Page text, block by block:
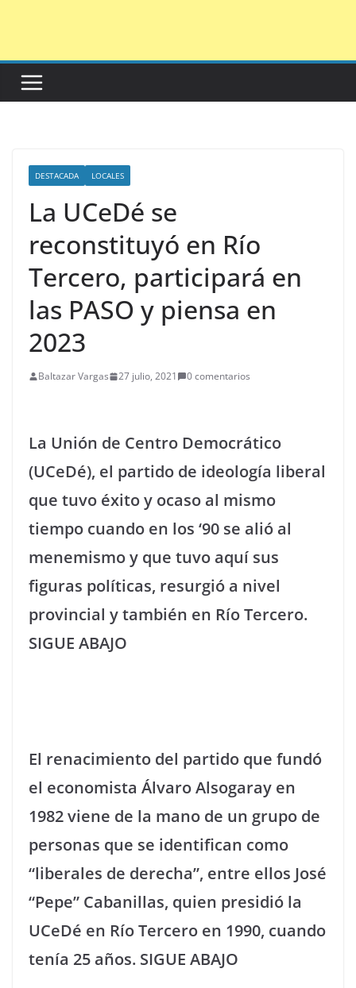
DESTACADA LOCALES
La UCeDé se
reconstituyó en Río
Tercero, participará en
las PASO y piensa en
2023
Baltazar Vargas 27 julio, 2021 0 comentarios
La Unión de Centro Democrático
(UCeDé), el partido de ideología liberal
que tuvo éxito y ocaso al mismo
tiempo cuando en los ‘90 se alió al
menemismo y que tuvo aquí sus
figuras políticas, resurgió a nivel
provincial y también en Río Tercero.
SIGUE ABAJO
El renacimiento del partido que fundó
el economista Álvaro Alsogaray en
1982 viene de la mano de un grupo de
personas que se identifican como
“liberales de derecha”, entre ellos José
“Pepe” Cabanillas, quien presidió la
UCeDé en Río Tercero en 1990, cuando
tenía 25 años. SIGUE ABAJO